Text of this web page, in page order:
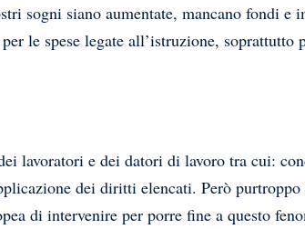
sogni siano aumentate, mancano fondi
le spese legate all’istruzione,
lavoratori e dei datori di lavoro tra cui:
dei diritti elencati. Però
di intervenire per porre fine a questo